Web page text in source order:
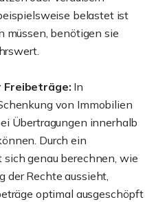
belastet ist
müssen, benötigen sie
Freibeträge: In
von Immobilien
Übertragungen innerhalb
Durch ein
genau berechnen, wie
der Rechte aussieht,
optimal ausgeschöpft